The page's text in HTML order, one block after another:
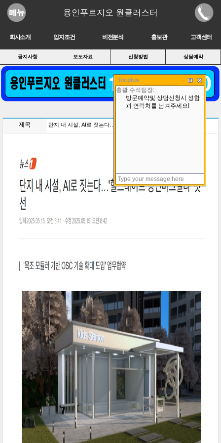
용인푸르지오 원클러스터
회사소개 입지조건 비전분석 홍보관 고객센터
공지사항 보도자료 신청방법 상담예약
제목 단지 내 시설, AI로 짓는다…'힐스테이트 용인마크밸리' 첫선
Tocplus